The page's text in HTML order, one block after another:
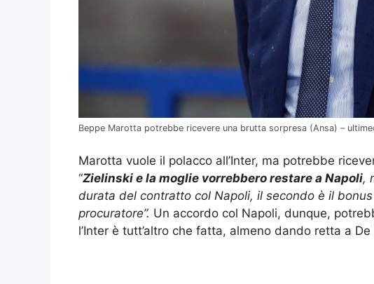
Beppe Marotta potrebbe ricevere una brutta sorpresa (Ansa) –
Marotta vuole il polacco all’Inter, ma potrebbe
“Zielinski e la moglie vorrebbero restare a Napoli,
durata del contratto col Napoli, il secondo è il
procuratore”. Un accordo col Napoli, dunque,
l’Inter è tutt’altro che fatta, almeno dando retta a